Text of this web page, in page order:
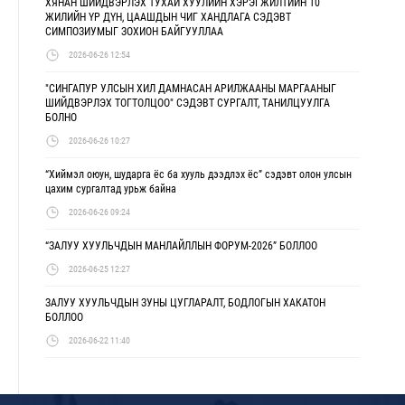
ХЯНАН ШИЙДВЭРЛЭХ ТУХАЙ ХУУЛИЙН ХЭРЭГЖИЛТИЙН 10
ЖИЛИЙН ҮР ДҮН, ЦААШДЫН ЧИГ ХАНДЛАГА СЭДЭВТ
СИМПОЗИУМЫГ ЗОХИОН БАЙГУУЛЛАА
2026-06-26 12:54
"СИНГАПУР УЛСЫН ХИЛ ДАМНАСАН АРИЛЖААНЫ МАРГААНЫГ
ШИЙДВЭРЛЭХ ТОГТОЛЦОО" СЭДЭВТ СУРГАЛТ, ТАНИЛЦУУЛГА
БОЛНО
2026-06-26 10:27
“Хиймэл оюун, шударга ёс ба хууль дээдлэх ёс” сэдэвт олон улсын
цахим сургалтад урьж байна
2026-06-26 09:24
“ЗАЛУУ ХУУЛЬЧДЫН МАНЛАЙЛЛЫН ФОРУМ-2026” БОЛЛОО
2026-06-25 12:27
ЗАЛУУ ХУУЛЬЧДЫН ЗУНЫ ЦУГЛАРАЛТ, БОДЛОГЫН ХАКАТОН
БОЛЛОО
2026-06-22 11:40